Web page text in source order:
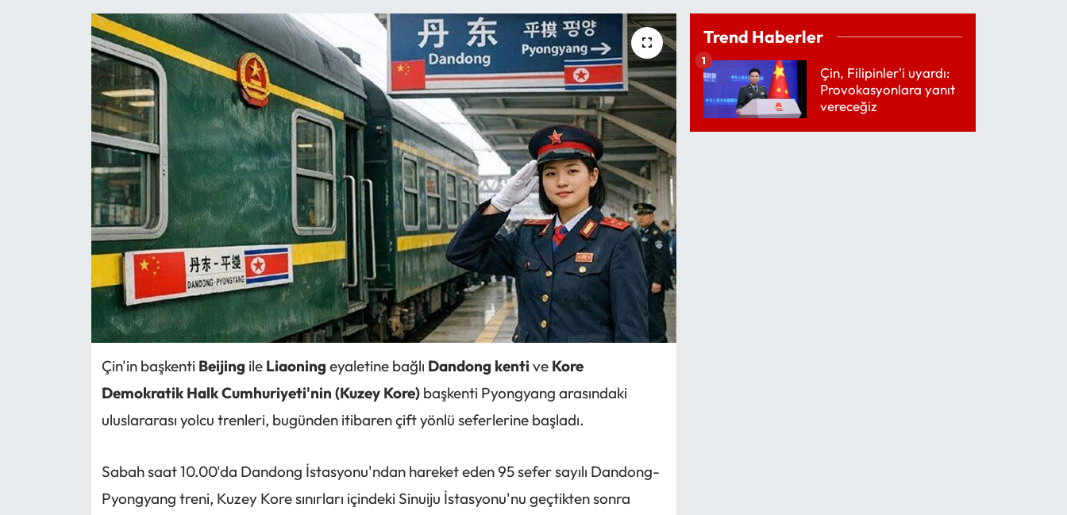
Çin'in başkenti Beijing ile Liaoning eyaletine bağlı Dandong kenti ve Kore
Demokratik Halk Cumhuriyeti'nin (Kuzey Kore)başkenti Pyongyang arasındaki
uluslararası yolcu trenleri, bugünden itibaren çift yönlü seferlerine başladı.
Sabah saat 10.00'da Dandong İstasyonu'ndan hareket eden 95 sefer sayılı Dandong-
Pyongyang treni, Kuzey Kore sınırları içindeki Sinuiju İstasyonu'nu geçtikten sonra
Trend Haberler
Çin, Filipinler'i uyardı:
Provokasyonlara yanıt
vereceğiz
1